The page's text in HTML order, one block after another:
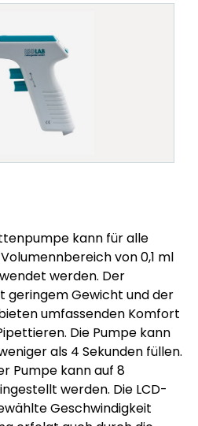
kann für alle
von 0,1 ml
werden. Der
geringem Gewicht und der
umfassenden Komfort
Die Pumpe kann
als 4 Sekunden füllen.
Pumpe kann auf 8
werden. Die LCD-
Geschwindigkeit